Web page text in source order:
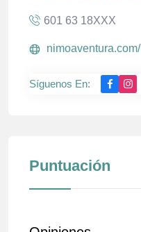
601 63 18XXX
nimoaventura.com/
Síguenos En:
Puntuación